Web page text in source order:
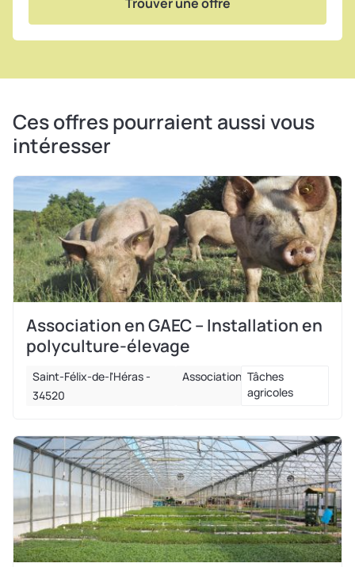
Ces offres pourraient aussi vous
intéresser
Association en GAEC – Installation en
polyculture-élevage
Saint-Félix-de-l'Héras -
34520
Association Tâches
agricoles